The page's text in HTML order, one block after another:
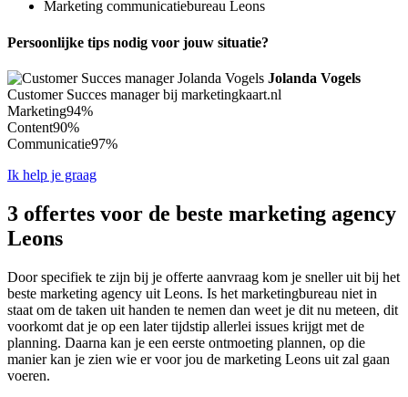
Marketing communicatiebureau Leons
Persoonlijke tips nodig voor jouw situatie?
Jolanda Vogels
Customer Succes manager bij marketingkaart.nl
Marketing94%
Content90%
Communicatie97%
Ik help je graag
3 offertes voor de beste marketing agency
Leons
Door specifiek te zijn bij je offerte aanvraag kom je sneller uit bij het
beste marketing agency uit Leons. Is het marketingbureau niet in
staat om de taken uit handen te nemen dan weet je dit nu meteen, dit
voorkomt dat je op een later tijdstip allerlei issues krijgt met de
planning. Daarna kan je een eerste ontmoeting plannen, op die
manier kan je zien wie er voor jou de marketing Leons uit zal gaan
voeren.